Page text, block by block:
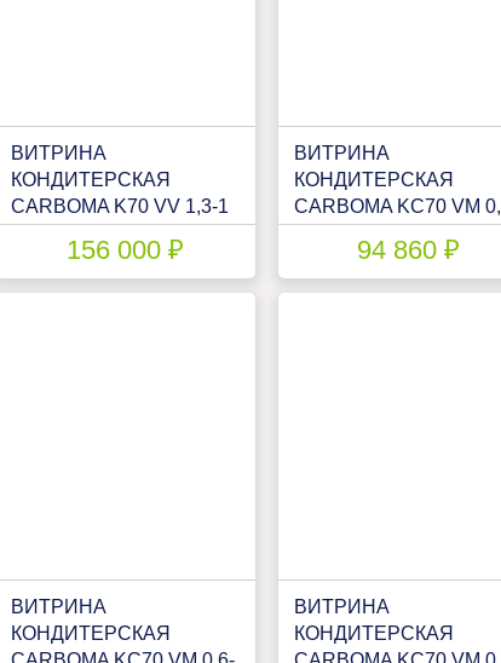
ВИТРИНА
КОНДИТЕРСКАЯ
CARBOMA K70 VV 1,3-1
ПАТТЕРН(П0000007111)
156 000 ₽
ВИТРИНА
КОНДИТЕРСКАЯ
CARBOMA KC70 VM
CUBE)(1802381P)
94 860 ₽
ВИТРИНА
КОНДИТЕРСКАЯ
ВИТРИНА
КОНДИТЕРСКАЯ